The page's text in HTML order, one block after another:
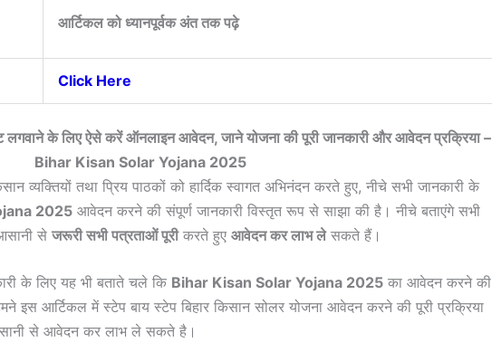
आर्टिकल को ध्यानपूर्वक अंत तक पढ़े
Click Here
लगवाने के लिए ऐसे करें ऑनलाइन आवेदन, जाने योजना की पूरी जानकारी और आवेदन प्रक्रिया –
Bihar Kisan Solar Yojana 2025
व्यक्तियों तथा प्रिय पाठकों को हार्दिक स्वागत अभिनंदन करते हुए, नीचे सभी जानकारी के
2025 आवेदन करने की संपूर्ण जानकारी विस्तृत रूप से साझा की है। नीचे बताएंगे सभी
से जरूरी सभी पत्रताओं पूरीकरते हुए आवेदन कर लाभ लेसकते हैं।
के लिए यह भी बताते चले कि Bihar Kisan Solar Yojana 2025 का आवेदन करने की
इस आर्टिकल में स्टेप बाय स्टेप बिहार किसान सोलर योजना आवेदन करने की पूरी प्रक्रिया
से आवेदन कर लाभ ले सकते है।